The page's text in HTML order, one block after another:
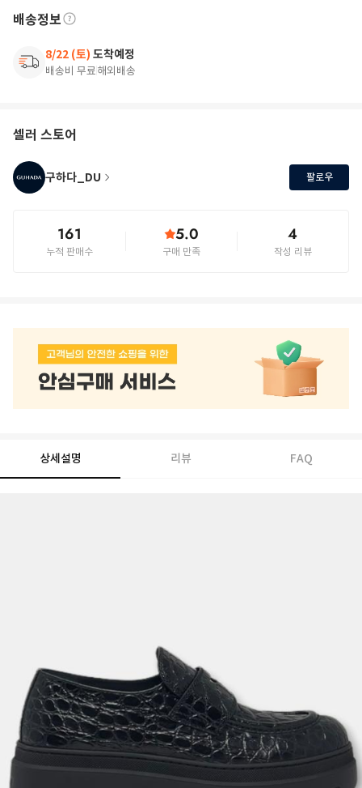
배송정보
8/22 (토) 도착예정
배송비 무료해외배송
셀러 스토어
구하다_DU 팔로우
161
누적 판매수
5.0
구매 만족
4
작성 리뷰
상세설명 리뷰 FAQ